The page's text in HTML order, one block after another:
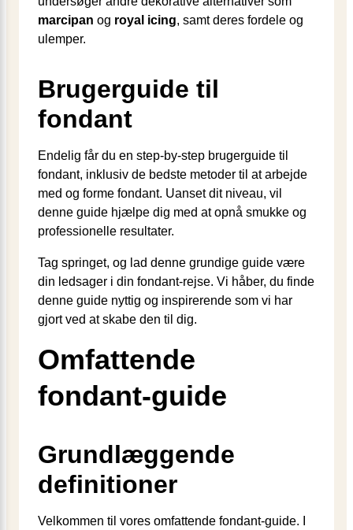
marcipan og royal icing, samt deres fordele og
ulemper.
Brugerguide til
fondant
Endelig får du en step-by-step brugerguide til
fondant, inklusiv de bedste metoder til at arbejde
med og forme fondant. Uanset dit niveau, vil
denne guide hjælpe dig med at opnå smukke og
professionelle resultater.
Tag springet, og lad denne grundige guide være
din ledsager i din fondant-rejse. Vi håber, du finde
denne guide nyttig og inspirerende som vi har
gjort ved at skabe den til dig.
Omfattende
fondant-guide
Grundlæggende
definitioner
Velkommen til vores omfattende fondant-guide. I